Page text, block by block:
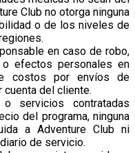
Club no otorga ninguna
o de los niveles de
en caso de robo,
efectos personales en
costos por envíos de
cuenta del cliente.
servicios contratadas
del programa, ninguna
a Adventure Club ni
de servicio.